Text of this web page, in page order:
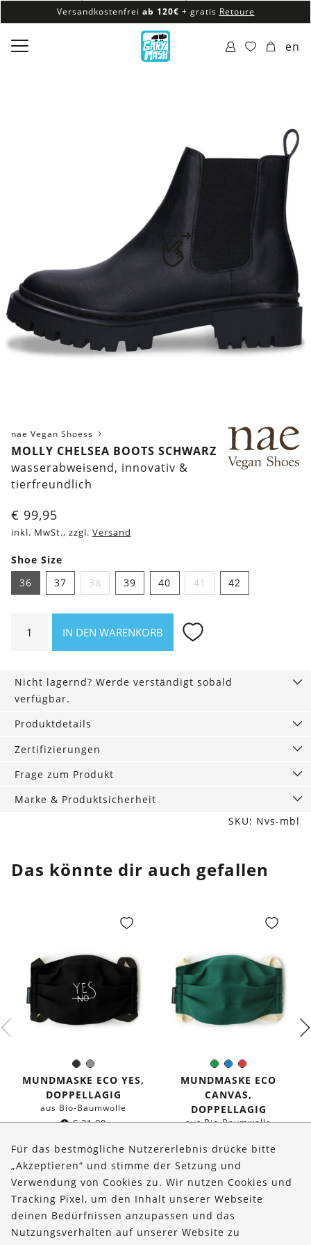
Versandkostenfrei ab 120€ + gratis Retoure
100% veganes & fair produziertes Sortiment
Versandkostenfrei ab 120€
en
nae Vegan Shoess
MOLLY CHELSEA BOOTS SCHWARZ
wasserabweisend, innovativ &
tierfreundlich
€ 99,95
inkl. MwSt., zzgl. Versand
Shoe Size
36
37 38 39 40 41 42
Chelsea
Menge
IN DEN WARENKORB
Nicht lagernd? Werde verständigt sobald
verfügbar.
Produktdetails
Zertifizierungen
Frage zum Produkt
Marke & Produktsicherheit
SKU: Nvs-mbl
Das könnte dir auch gefallen
Schwarz
Grau
Farbe:
MUNDMASKE ECO YES,
DOPPELLAGIG
aus Bio-Baumwolle
€21,90
GrünBlauRot
Farbe:
MUNDMASKE ECO
CANVAS,
DOPPELLAGIG
aus Bio-Baumwolle
Über uns
Bestellungen
Kontakt & Hilfe
Für das bestmögliche Nutzererlebnis drücke bitte
„Akzeptieren“ und stimme der Setzung und
Verwendung von Cookies zu. Wir nutzen Cookies und
Tracking Pixel, um den Inhalt unserer Webseite
deinen Bedürfnissen anzupassen und das
Nutzungsverhalten auf unserer Website zu